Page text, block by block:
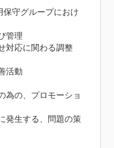
守グループにおけ
管理
対応に関わる調整
活動
為の、プロモーショ
発生する、問題の策